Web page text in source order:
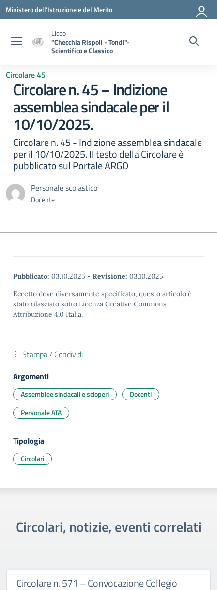
Vai ai contenuti
Vai al menu di navigazione
Vai al footer
Ministero dell'Istruzione e del Merito
Liceo
"Checchia Rispoli - Tondi"-
Scientifico e Classico
Circolare 45
Circolare n. 45 – Indizione
assemblea sindacale per il
10/10/2025.
Circolare n. 45 - Indizione assemblea sindacale
per il 10/10/2025. Il testo della Circolare è
pubblicato sul Portale ARGO
Personale scolastico
Docente
Pubblicato: 03.10.2025 - Revisione: 03.10.2025
Eccetto dove diversamente specificato, questo articolo è
stato rilasciato sotto Licenza Creative Commons
Attribuzione 4.0 Italia.
Stampa / Condividi
Argomenti
Assemblee sindacali e scioperi
Docenti
Personale ATA
Tipologia
Circolari
Circolari, notizie, eventi correlati
Circolare n. 571 – Convocazione Collegio